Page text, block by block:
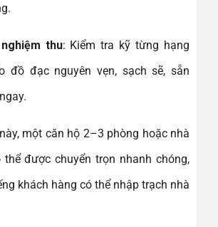
thu: Kiểm tra kỹ từng hạng
đồ đạc nguyên vẹn, sạch sẽ, sẵn
một căn hộ 2–3 phòng hoặc nhà
được chuyển trọn nhanh chóng,
khách hàng có thể nhập trạch nhà